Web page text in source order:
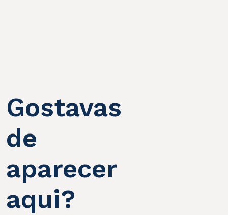
Gostavas
de
aparecer
aqui?